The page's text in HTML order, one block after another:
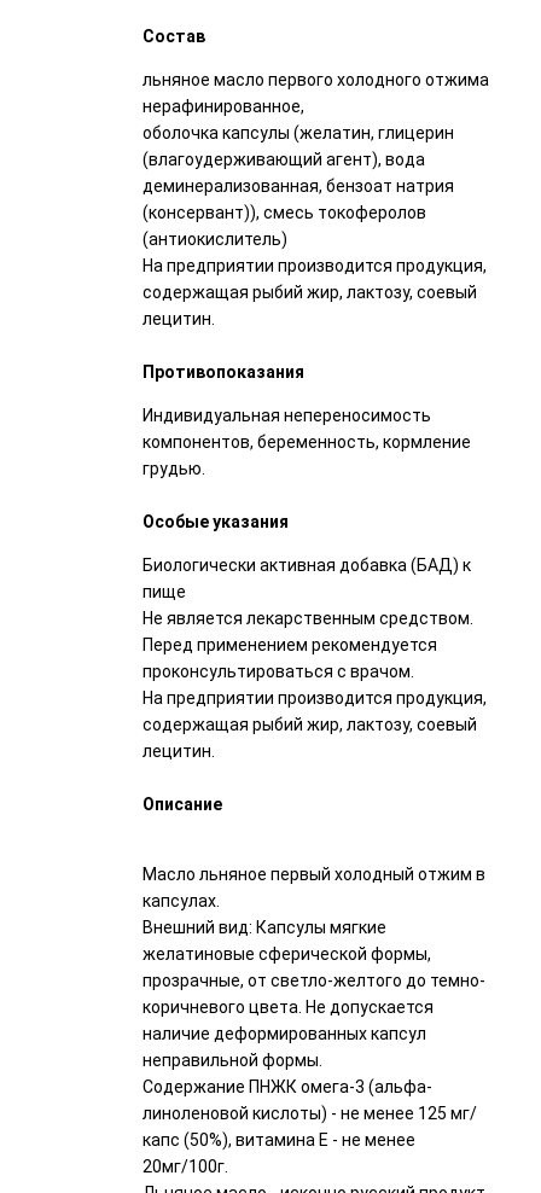
Состав
льняное масло первого холодного отжима
нерафинированное,
оболочка капсулы (желатин, глицерин
(влагоудерживающий агент), вода
деминерализованная, бензоат натрия
(консервант)), смесь токоферолов
(антиокислитель)
На предприятии производится продукция,
содержащая рыбий жир, лактозу, соевый
лецитин.
Противопоказания
Индивидуальная непереносимость
компонентов, беременность, кормление
грудью.
Особые указания
Биологически активная добавка (БАД) к
пище
Не является лекарственным средством.
Перед применением рекомендуется
проконсультироваться с врачом.
На предприятии производится продукция,
содержащая рыбий жир, лактозу, соевый
лецитин.
Описание
Масло льняное первый холодный отжим в
капсулах.
Внешний вид: Капсулы мягкие
желатиновые сферической формы,
прозрачные, от светло-желтого до темно-
коричневого цвета. Не допускается
наличие деформированных капсул
неправильной формы.
Содержание ПНЖК омега-3 (альфа-
линоленовой кислоты) - не менее 125 мг/
капс (50%), витамина Е - не менее
20мг/100г.